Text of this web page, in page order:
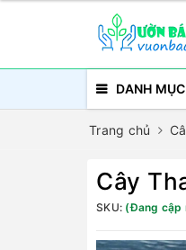
DANH
Trang chủ
Cây
SKU: (Đang cập